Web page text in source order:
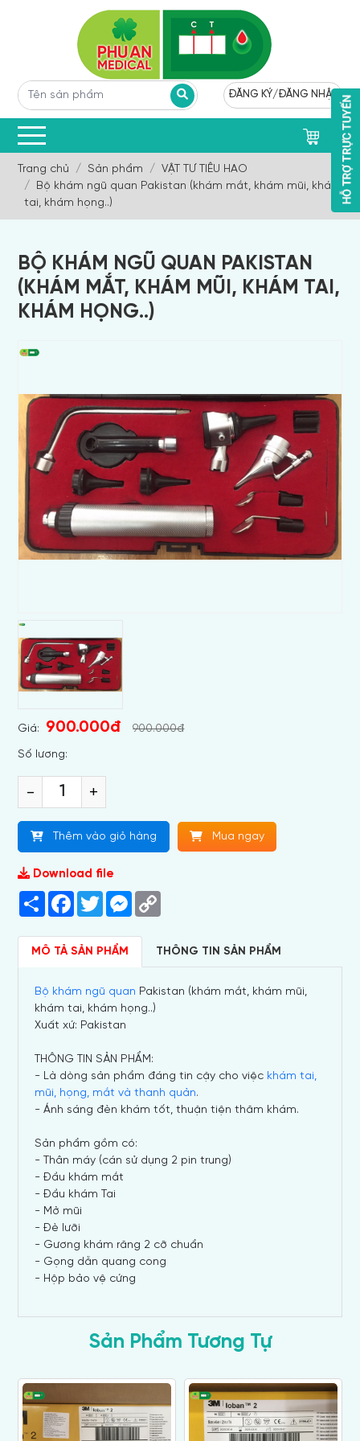
ĐĂNG KÝ/ĐĂNG NHẬP
Trang chủ Sản phẩm
VẬT TƯ TIÊU HAO
Bộ khám ngũ quan Pakistan (khám mắt, khám mũi, khám
tai, khám họng..)
BỘ KHÁM NGŨ QUAN PAKISTAN
(KHÁM MẮT, KHÁM MŨI, KHÁM TAI,
KHÁM HỌNG..)
Giá: 900.000đ 900.000đ
Số lương:
- +
Thêm vào giỏ hàng Mua ngay
Download file
Share Facebook
TwitterMessenger
MÔ TẢ SẢN PHẨM THÔNG TIN SẢN PHẨM
Bộ khám ngũ quan Pakistan (khám mắt, khám mũi,
khám tai, khám họng..)
Xuất xứ: Pakistan
THÔNG TIN SẢN PHẨM:
- Là dòng sản phẩm đáng tin cậy cho việc khám tai,
mũi, họng, mắt và thanh quản.
- Ánh sáng đèn khám tốt, thuận tiện thăm khám.
Sản phẩm gồm có:
- Thân máy (cán sử dụng 2 pin trung)
- Đầu khám mắt
- Đầu khám Tai
- Mở mũi
- Đè lưỡi
- Gương khám răng 2 cỡ chuẩn
- Gọng dẫn quang cong
- Hộp bảo vệ cứng
Sản Phẩm Tương Tự